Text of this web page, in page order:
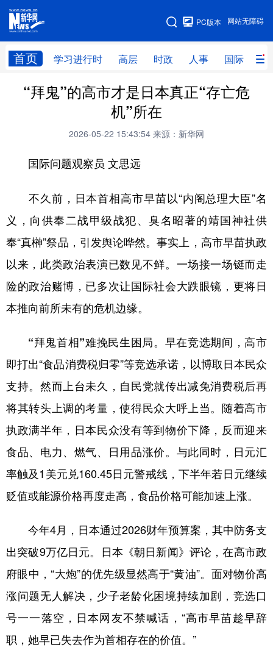
网站无障碍
PC版本
首页 学习进行时 高层 时政 人事 国际 财
网站地图
学习进行时 高层 时政 人事
财经 网评
科技 科创
文化 书画 健康 军事
访谈 视频 图片 政务
法律 中央文件 金融 汽车
食品 人居 信息化 数字经济
彩票 娱乐 时尚 悦读
地方频道
北京 天津 河北 山西
辽宁 吉林 上海 江苏
山东 河南 湖北 湖南
广东 广西 海南 重庆
四川 贵州 云南 西藏
陕西 甘肃 青海 宁夏
“拜鬼”的高市才是日本真正“存亡危
机”所在
2026-05-22 15:43:54 来源：新华网
国际问题观察员 文思远
不久前，日本首相高市早苗以“内阁总理大臣”名
义，向供奉二战甲级战犯、臭名昭著的靖国神社供
奉“真榊”祭品，引发舆论哗然。事实上，高市早苗执政
以来，此类政治表演已数见不鲜。一场接一场铤而走
险的政治赌博，已多次让国际社会大跌眼镜，更将日
本推向前所未有的危机边缘。
“拜鬼首相”难挽民生困局。 早在竞选期间，高市
即打出“食品消费税归零”等竞选承诺，以博取日本民众
支持。然而上台未久，自民党就传出减免消费税后再
将其转头上调的考量，使得民众大呼上当。随着高市
执政满半年，日本民众没有等到物价下降，反而迎来
食品、电力、燃气、日用品涨价。与此同时，日元汇
率触及1美元兑160.45日元警戒线，下半年若日元继续
贬值或能源价格再度走高，食品价格可能加速上涨。
今年4月，日本通过2026财年预算案，其中防务支
出突破9万亿日元。日本《朝日新闻》评论，在高市政
府眼中，“大炮”的优先级显然高于“黄油”。面对物价高
涨问题无人解决，少子老龄化困境持续加剧，竞选口
号一一落空，日本网友不禁喊话，“高市早苗趁早辞
职，她早已失去作为首相存在的价值。”